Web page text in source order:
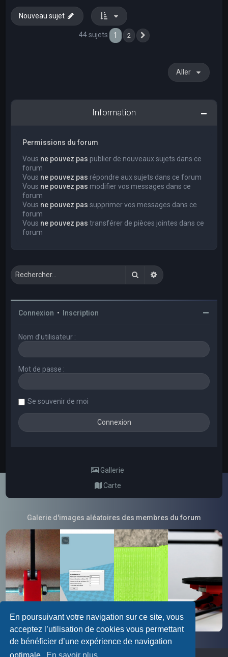
En poursuivant votre navigation sur ce site, vous
acceptez l’utilisation de cookies vous permettant
de bénéficier d’une expérience de navigation
Nouveau sujet
44 sujets 1 2
Aller
Information
Permissions du forum
Vous ne pouvez pas publier de nouveaux sujets dans ce
forum
Vous ne pouvez pas répondre aux sujets dans ce forum
Vous ne pouvez pas modifier vos messages dans ce
forum
Vous ne pouvez pas supprimer vos messages dans ce
forum
Vous ne pouvez pas transférer de pièces jointes dans ce
forum
RechercherRecherche avancée
Connexion • Inscription
Nom d’utilisateur :
Mot de passe :
Se souvenir de moi
Gallerie
Carte
Galerie d'images aléatoires des membres du forum